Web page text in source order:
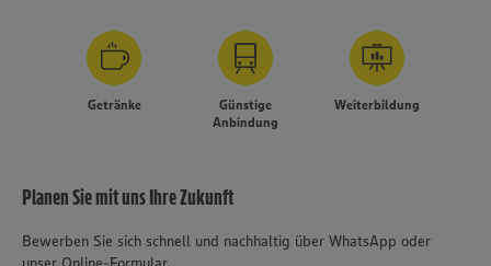
Getränke
Günstige
Anbindung
Weiterbildung
Planen Sie mit uns Ihre Zukunft
Bewerben Sie sich schnell und nachhaltig über WhatsApp oder